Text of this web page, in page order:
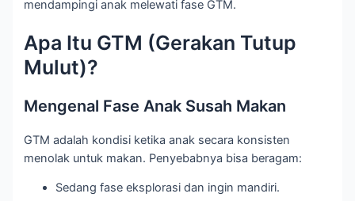
mendampingi anak melewati fase GTM.
Apa Itu GTM (Gerakan Tutup
Mulut)?
Mengenal Fase Anak Susah Makan
GTM adalah kondisi ketika anak secara konsisten
menolak untuk makan. Penyebabnya bisa beragam:
Sedang fase eksplorasi dan ingin mandiri.